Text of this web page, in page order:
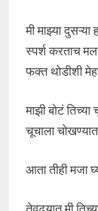
मी माझ्या
स्पर्श करताच
फक्त थोडीशी
माझी बोटं
चूचाला
आता तीही मजा